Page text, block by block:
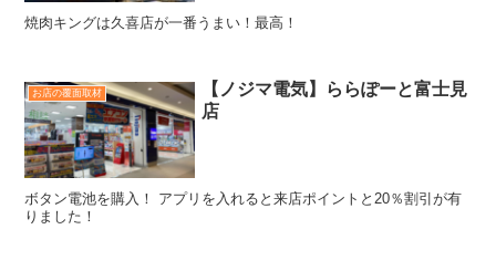
焼肉キングは久喜店が一番うまい！最高！
お店の覆面取材
【ノジマ電気】ららぽーと富士見
店
ボタン電池を購入！ アプリを入れると来店ポイントと20％割引が有
りました！